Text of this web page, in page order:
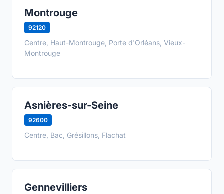
Montrouge
92120
Centre, Haut-Montrouge, Porte d'Orléans, Vieux-
Montrouge
Asnières-sur-Seine
92600
Centre, Bac, Grésillons, Flachat
Gennevilliers